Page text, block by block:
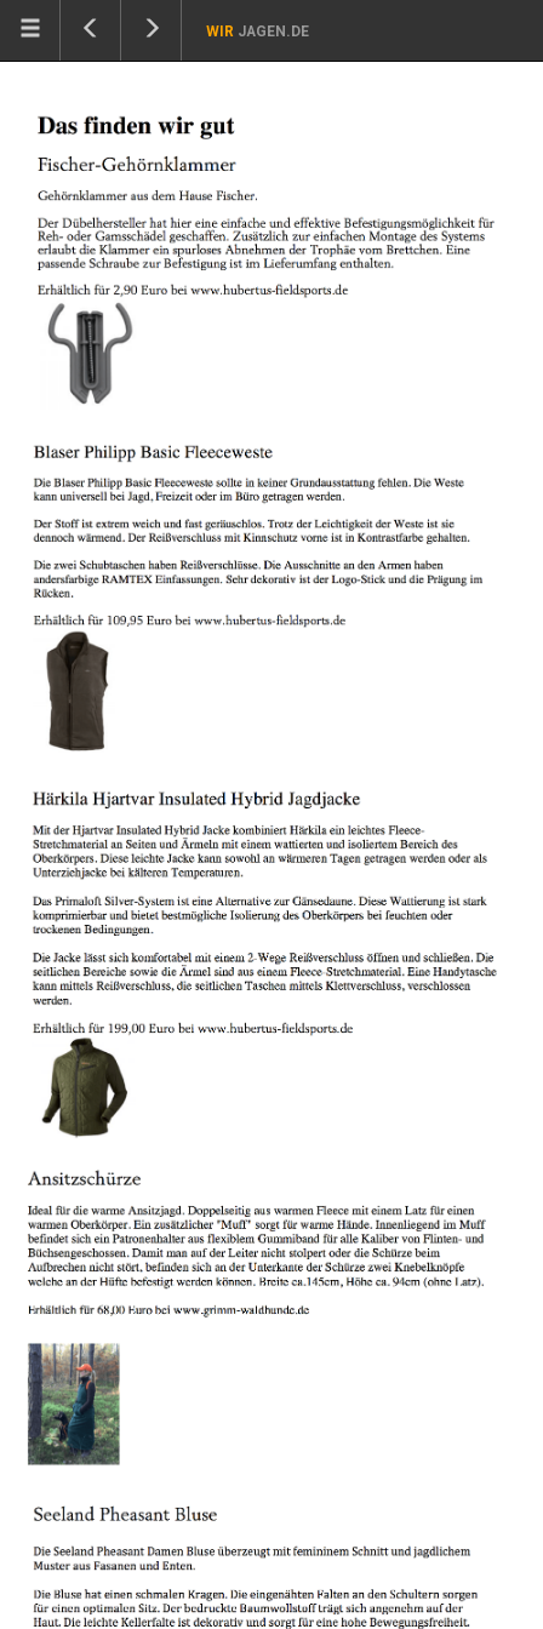
WIR JAGEN.DE